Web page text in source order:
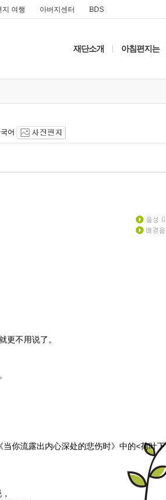
지 여행 아버지센터 BDS
재단소개 아침편지는
更不用说了。
你流露出内心深处的悲伤时》中的<荷叶下